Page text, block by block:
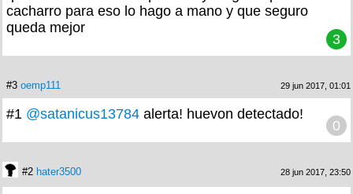
cacharro para eso lo hago a mano y que seguro
queda mejor
3
#3 oemp111 29 jun 2017, 01:01
#1 @satanicus13784 alerta! huevon detectado!
0
#2 hater3500 28 jun 2017, 23:50